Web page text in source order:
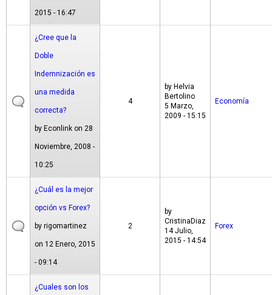
2015 - 16:47
¿Cree que la
Doble
Indemnización es
una medida
correcta?
by Econlink on 28
Noviembre, 2008 -
10:25
4
by Helvia
Bertolino
5 Marzo,
2009 - 15:15
Economía
¿Cuál es la mejor
opción vs Forex?
by rigomartinez
on 12 Enero, 2015
- 09:14
2
by
CristinaDiaz
14 Julio,
2015 - 14:54
Forex
¿Cuales son los